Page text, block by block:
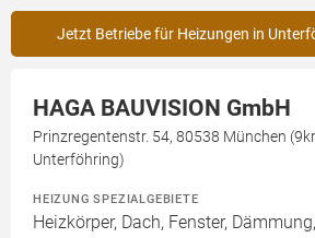
Jetzt Betriebe für Heizungen in
HAGA BAUVISION GmbH
Prinzregentenstr. 54, 80538 München
Unterföhring)
HEIZUNG SPEZIALGEBIETE
Heizkörper, Dach, Fenster,